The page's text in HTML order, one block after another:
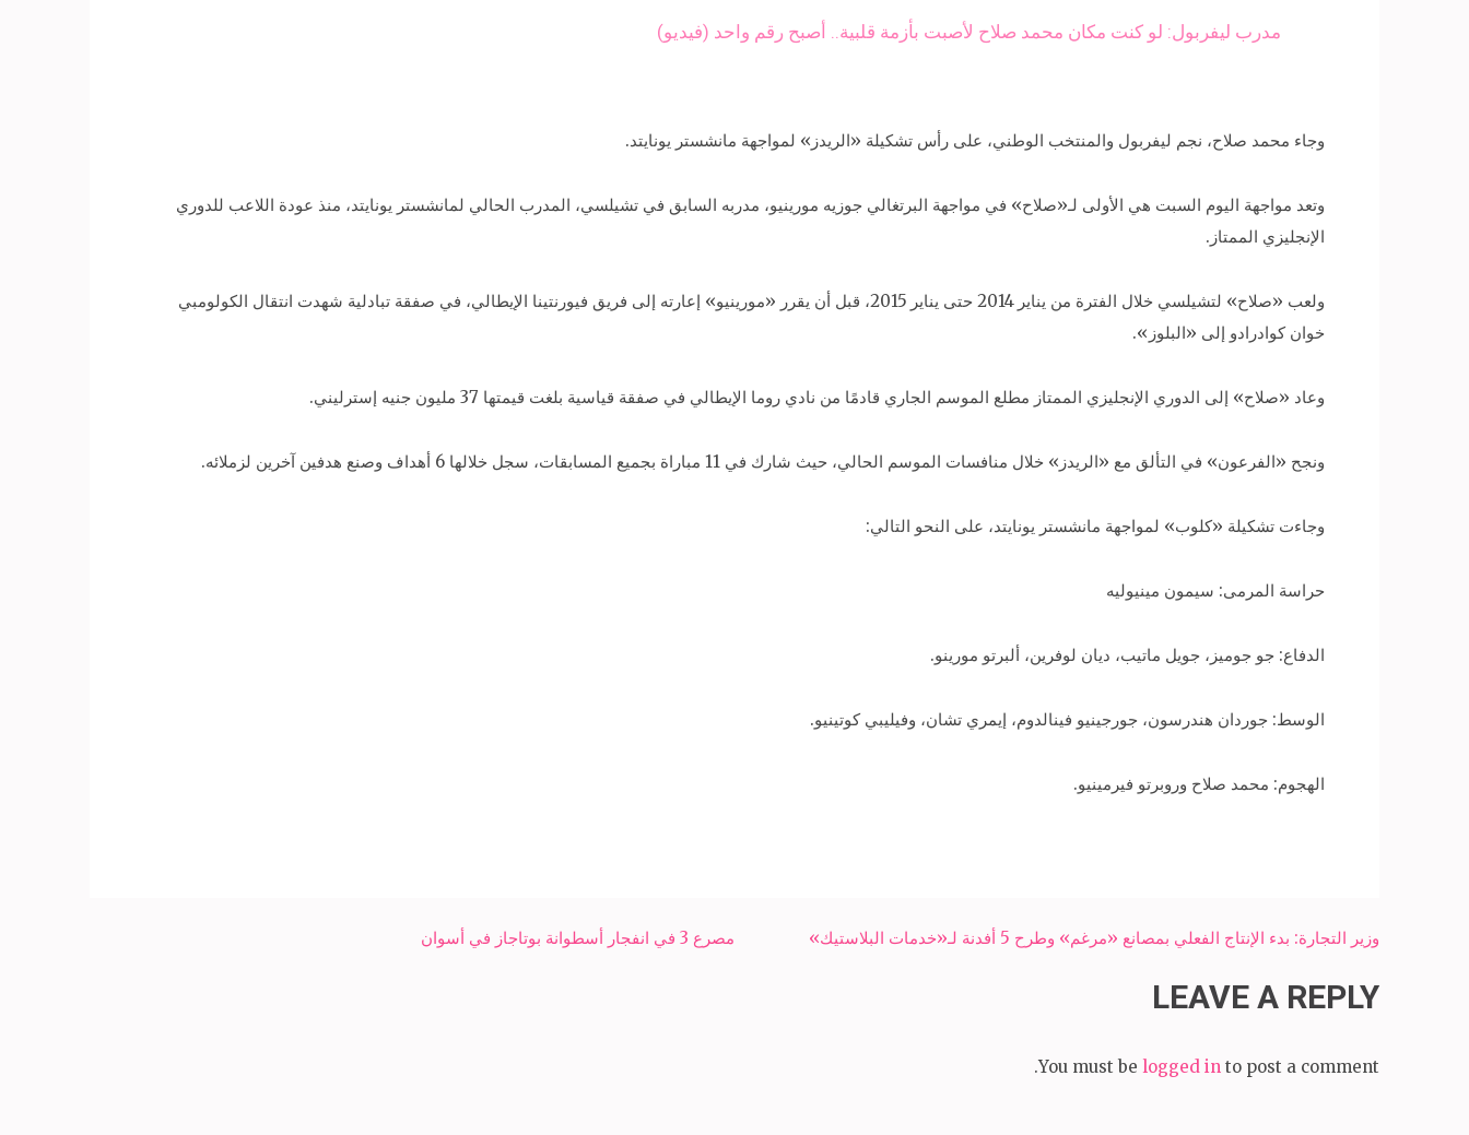
مدرب ليفربول: لو كنت مكان محمد صلاح لأصبت بأزمة قلبية.. أصبح رقم واحد (فيديو)
وجاء محمد صلاح، نجم ليفربول والمنتخب الوطني، على رأس تشكيلة «الريدز» لمواجهة مانشستر يونايتد.
وتعد مواجهة اليوم السبت هي الأولى لـ«صلاح» في مواجهة البرتغالي جوزيه مورينيو، مدربه السابق في تشيلسي، المدرب الحالي لمانشستر يونايتد، منذ عودة اللاعب للدوري
الإنجليزي الممتاز.
ولعب «صلاح» لتشيلسي خلال الفترة من يناير 2014 حتى يناير 2015، قبل أن يقرر «مورينيو» إعارته إلى فريق فيورنتينا الإيطالي، في صفقة تبادلية شهدت انتقال الكولومبي
خوان كوادرادو إلى «البلوز».
وعاد «صلاح» إلى الدوري الإنجليزي الممتاز مطلع الموسم الجاري قادمًا من نادي روما الإيطالي في صفقة قياسية بلغت قيمتها 37 مليون جنيه إسترليني.
ونجح «الفرعون» في التألق مع «الريدز» خلال منافسات الموسم الحالي، حيث شارك في 11 مباراة بجميع المسابقات، سجل خلالها 6 أهداف وصنع هدفين آخرين لزملائه.
وجاءت تشكيلة «كلوب» لمواجهة مانشستر يونايتد، على النحو التالي:
حراسة المرمى: سيمون مينيوليه
الدفاع: جو جوميز، جويل ماتيب، ديان لوفرين، ألبرتو مورينو.
الوسط: جوردان هندرسون، جورجينيو فينالدوم، إيمري تشان، وفيليبي كوتينيو.
الهجوم: محمد صلاح وروبرتو فيرمينيو.
Post
مصرع 3 في انفجار أسطوانة بوتاجاز في أسوان وزير التجارة: بدء الإنتاج الفعلي بمصانع «مرغم» وطرح 5 أفدنة لـ«خدمات البلاستيك»
LEAVE A REPLY
You must be logged in to post a comment.